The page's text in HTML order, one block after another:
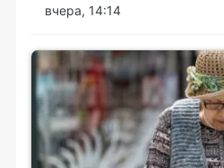
вчера, 14:14